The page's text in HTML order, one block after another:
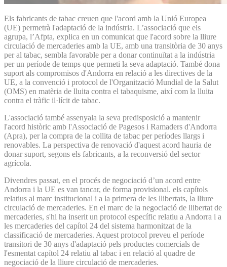
Els fabricants de tabac creuen que l'acord amb la Unió Europea
(UE) permetrà l'adaptació de la indústria. L’associació que els
agrupa, l’Afpta, explica en un comunicat que l'acord sobre la lliure
circulació de mercaderies amb la UE, amb una transitòria de 30 anys
per al tabac, sembla favorable per a donar continuïtat a la indústria
per un període de temps que permeti la seva adaptació. També dona
suport als compromisos d'Andorra en relació a les directives de la
UE, a la convenció i protocol de l'Organització Mundial de la Salut
(OMS) en matèria de lluita contra el tabaquisme, així com la lluita
contra el tràfic il·lícit de tabac.
L'associació també assenyala la seva predisposició a mantenir
l'acord històric amb l'Associació de Pagesos i Ramaders d'Andorra
(Apra), per la compra de la collita de tabac per períodes llargs i
renovables. La perspectiva de renovació d'aquest acord hauria de
donar suport, segons els fabricants, a la reconversió del sector
agrícola.
Divendres passat, en el procés de negociació d’un acord entre
Andorra i la UE es van tancar, de forma provisional. els capítols
relatius al marc institucional i a la primera de les llibertats, la lliure
circulació de mercaderies. En el marc de la negociació de llibertat de
mercaderies, s'hi ha inserit un protocol específic relatiu a Andorra i a
les mercaderies del capítol 24 del sistema harmonitzat de la
classificació de mercaderies. Aquest protocol preveu el període
transitori de 30 anys d'adaptació pels productes comercials de
l'esmentat capítol 24 relatiu al tabac i en relació al quadre de
negociació de la lliure circulació de mercaderies.